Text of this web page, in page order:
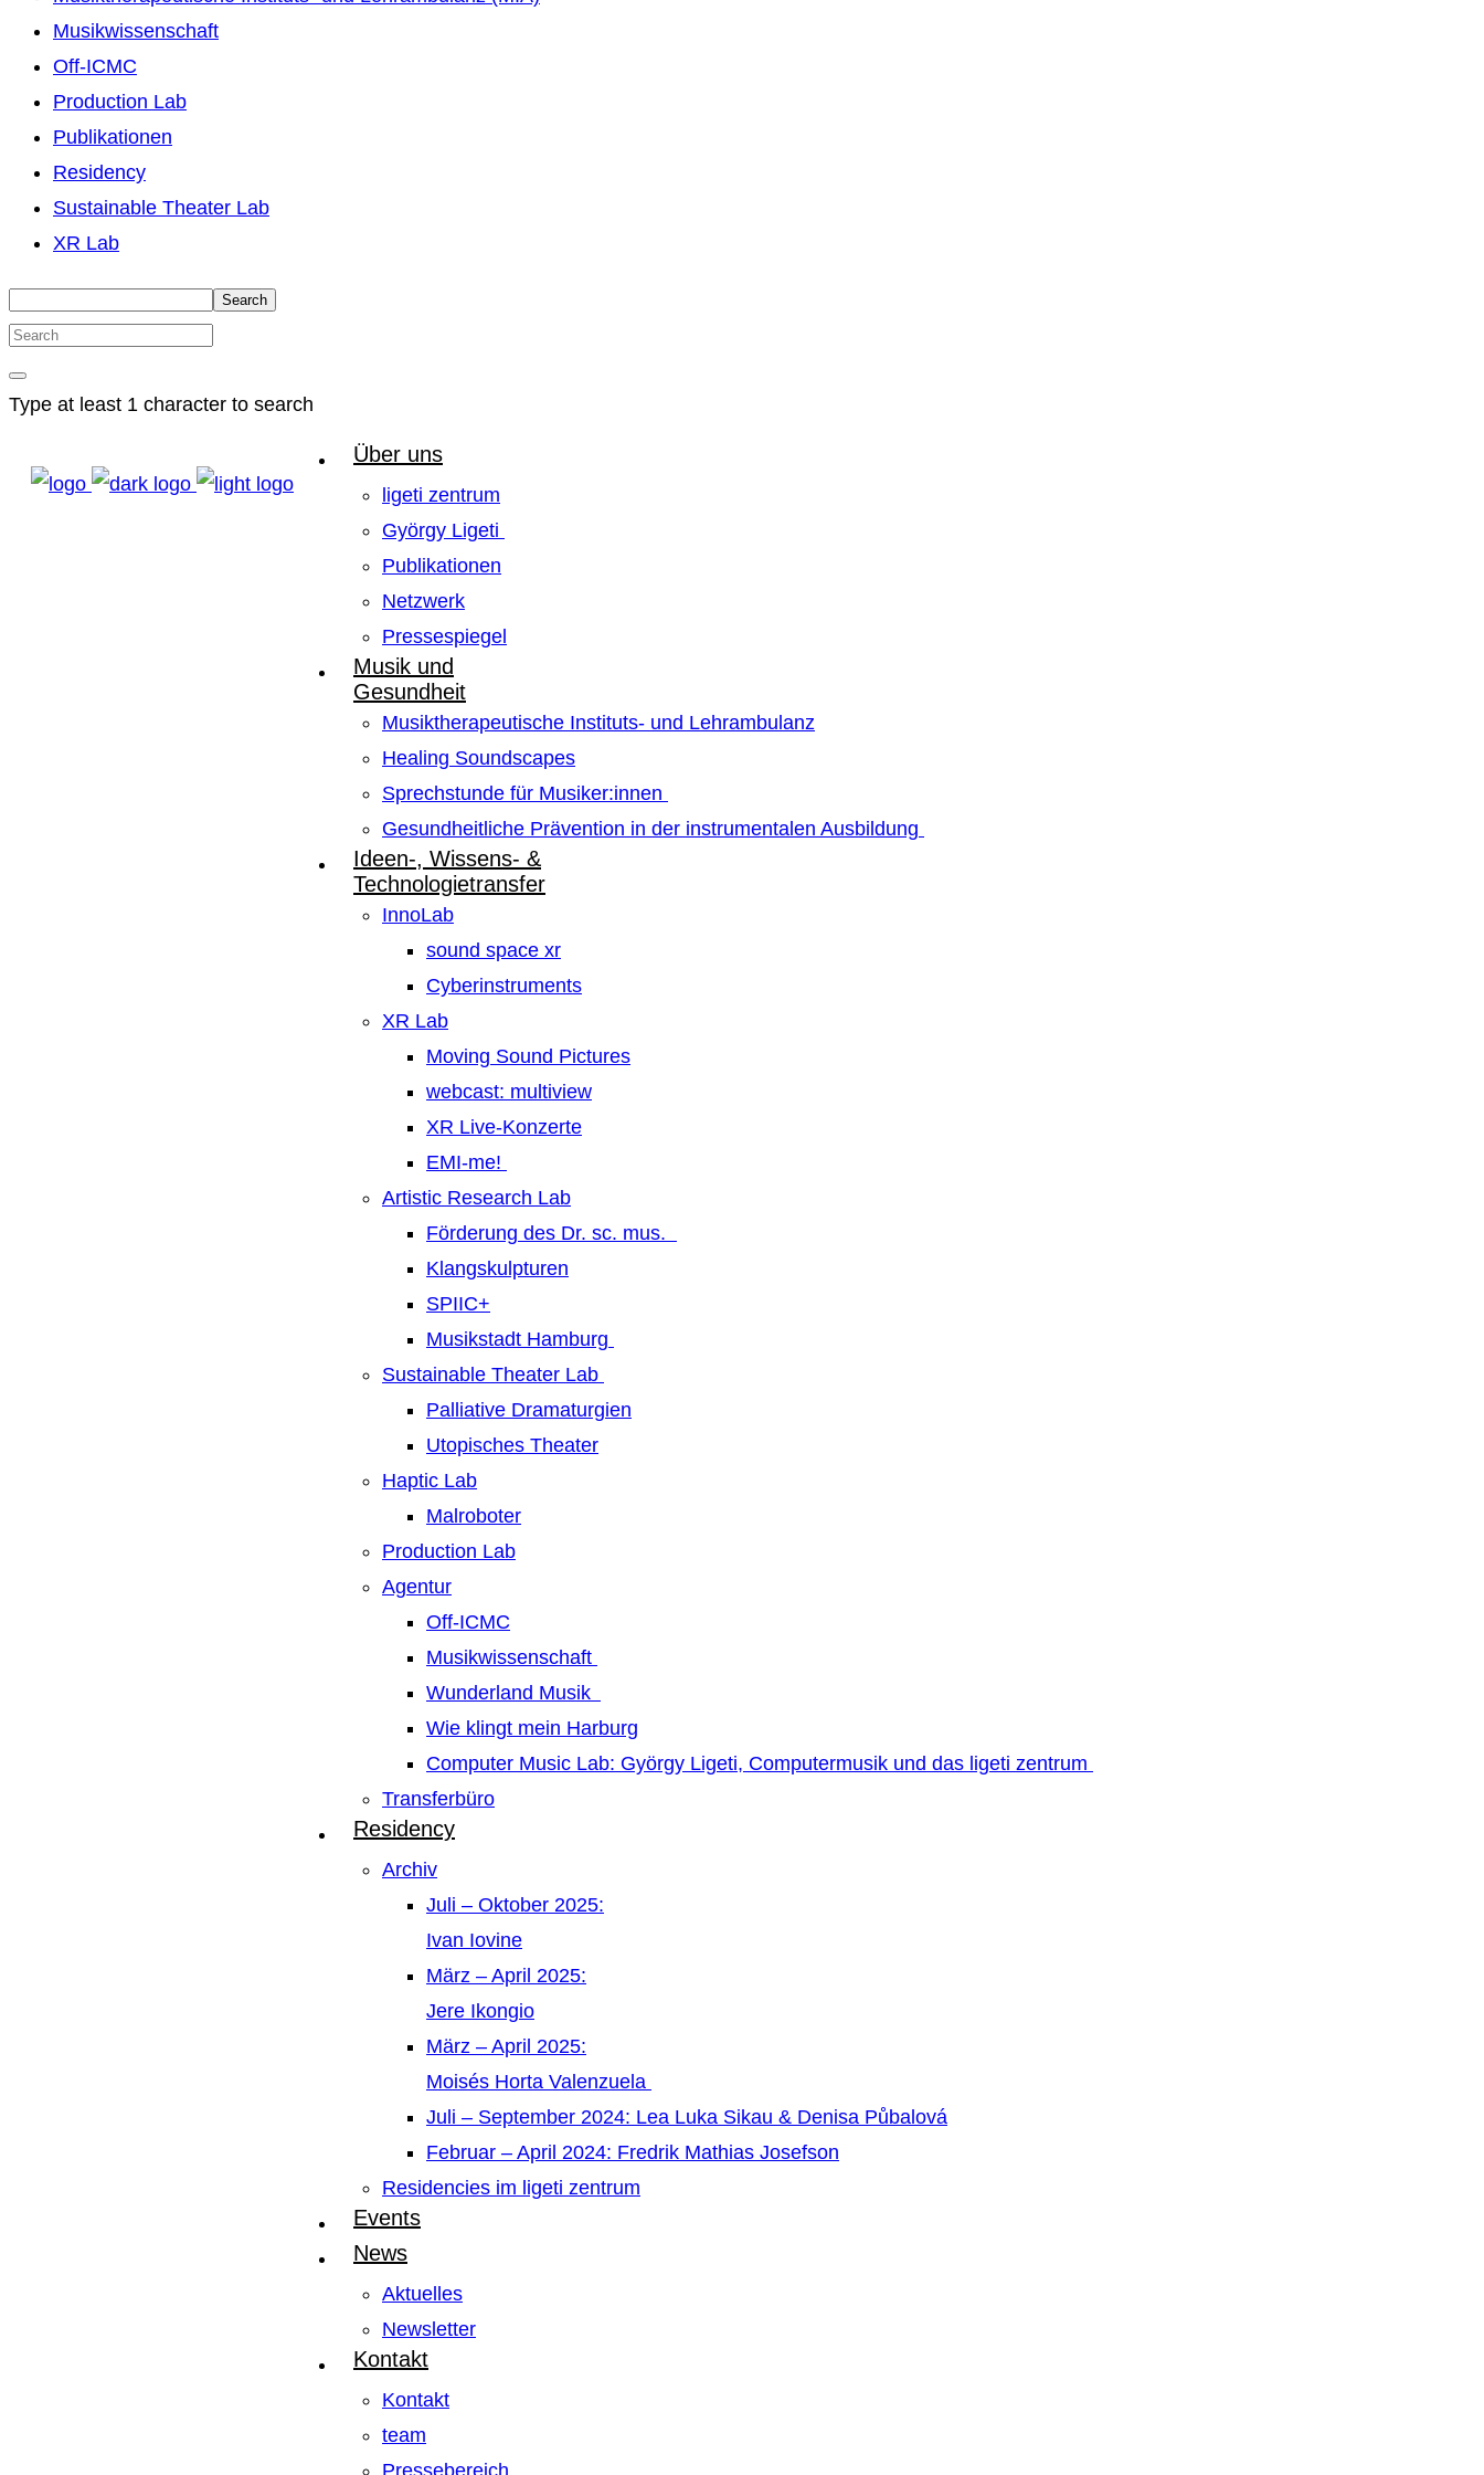
Musikwissenschaft
Off-ICMC
Production Lab
Publikationen
Residency
Sustainable Theater Lab
XR Lab
Search
Type at least 1 character to search
Über uns
ligeti zentrum
György Ligeti
Publikationen
Netzwerk
Pressespiegel
Musik und
Gesundheit
Musiktherapeutische Instituts- und Lehrambulanz
Healing Soundscapes
Sprechstunde für Musiker:innen
Gesundheitliche Prävention in der instrumentalen Ausbildung
Ideen-, Wissens- &
Technologietransfer
InnoLab
sound space xr
Cyberinstruments
XR Lab
Moving Sound Pictures
webcast: multiview
XR Live-Konzerte
EMI-me!
Artistic Research Lab
Förderung des Dr. sc. mus.
Klangskulpturen
SPIIC+
Musikstadt Hamburg
Sustainable Theater Lab
Palliative Dramaturgien
Utopisches Theater
Haptic Lab
Malroboter
Production Lab
Agentur
Off-ICMC
Musikwissenschaft
Wunderland Musik
Wie klingt mein Harburg
Computer Music Lab: György Ligeti, Computermusik und das ligeti zentrum
Transferbüro
Residency
Archiv
Juli – Oktober 2025:
Ivan Iovine
März – April 2025:
Jere Ikongio
März – April 2025:
Moisés Horta Valenzuela
Juli – September 2024: Lea Luka Sikau & Denisa Půbalová
Februar – April 2024: Fredrik Mathias Josefson
Residencies im ligeti zentrum
Events
News
Aktuelles
Newsletter
Kontakt
Kontakt
team
Pressebereich